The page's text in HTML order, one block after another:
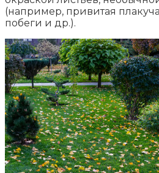
(например, привитая
побеги и др.).